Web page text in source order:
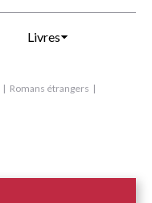
Livres
Romans étrangers